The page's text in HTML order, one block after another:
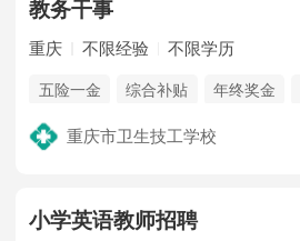
教务干事
重庆 不限经验 不限学历
五险一金 综合补贴 年终奖金
重庆市卫生技工学校
小学英语教师招聘